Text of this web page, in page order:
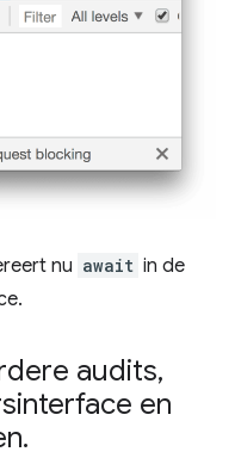
nu await in de
audits,
en
.